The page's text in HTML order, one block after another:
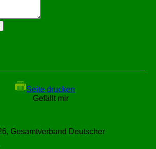
Seite drucken
Gefällt mir
Gesamtverband Deutscher